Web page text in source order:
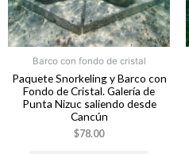
Barco con fondo de cristal
Paquete Snorkeling y Barco con
Fondo de Cristal. Galería de
Punta Nizuc saliendo desde
Cancún
$78.00